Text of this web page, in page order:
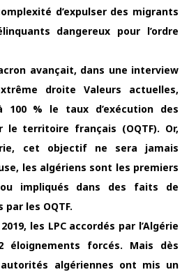
d’expulser des migrants
dangereux pour l’ordre
avançait, dans une interview
droite Valeurs actuelles,
100 % le taux d’exécution des
territoire français (OQTF). Or,
cet objectif ne sera jamais
les algériens sont les premiers
impliqués dans des faits de
les OQTF.
les LPC accordés par l’Algérie
éloignements forcés. Mais dès
autorités algériennes ont mis un